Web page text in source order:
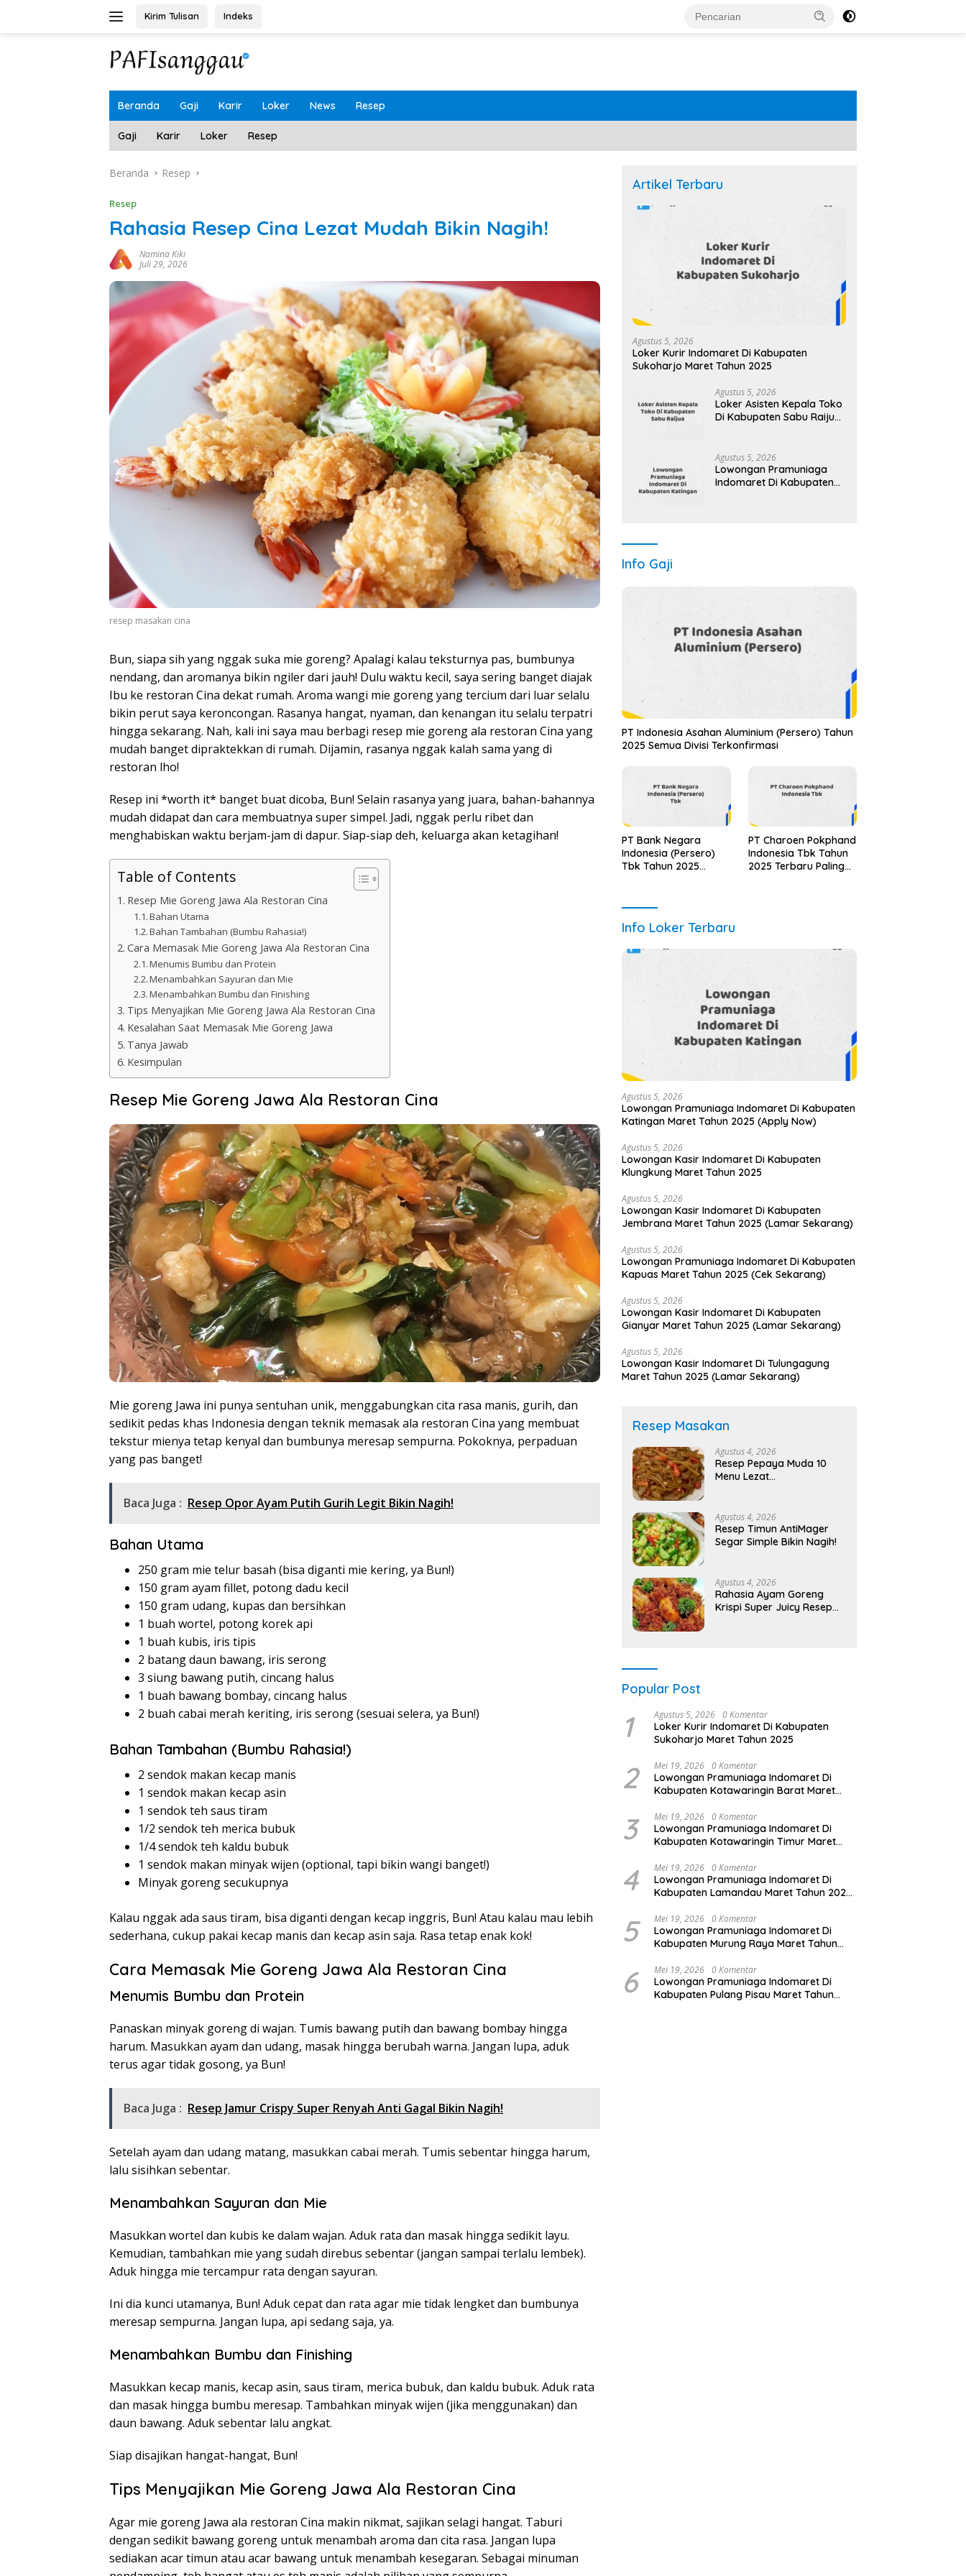
Kirim Tulisan Indeks
Beranda Gaji Karir Loker News Resep
Gaji Karir Loker Resep
Beranda Resep
Resep
Rahasia Resep Cina Lezat Mudah Bikin Nagih!
Namina Kiki
Juli 29, 2026
resep masakan cina
Bun, siapa sih yang nggak suka mie goreng? Apalagi kalau teksturnya pas, bumbunya
nendang, dan aromanya bikin ngiler dari jauh! Dulu waktu kecil, saya sering banget diajak
Ibu ke restoran Cina dekat rumah. Aroma wangi mie goreng yang tercium dari luar selalu
bikin perut saya keroncongan. Rasanya hangat, nyaman, dan kenangan itu selalu terpatri
hingga sekarang. Nah, kali ini saya mau berbagi resep mie goreng ala restoran Cina yang
mudah banget dipraktekkan di rumah. Dijamin, rasanya nggak kalah sama yang di
restoran lho!
Resep ini *worth it* banget buat dicoba, Bun! Selain rasanya yang juara, bahan-bahannya
mudah didapat dan cara membuatnya super simpel. Jadi, nggak perlu ribet dan
menghabiskan waktu berjam-jam di dapur. Siap-siap deh, keluarga akan ketagihan!
Table of Contents
Resep Mie Goreng Jawa Ala Restoran Cina
Bahan Utama
Bahan Tambahan (Bumbu Rahasia!)
Cara Memasak Mie Goreng Jawa Ala Restoran Cina
Menumis Bumbu dan Protein
Menambahkan Sayuran dan Mie
Menambahkan Bumbu dan Finishing
Tips Menyajikan Mie Goreng Jawa Ala Restoran Cina
Kesalahan Saat Memasak Mie Goreng Jawa
Tanya Jawab
Kesimpulan
Resep Mie Goreng Jawa Ala Restoran Cina
Mie goreng Jawa ini punya sentuhan unik, menggabungkan cita rasa manis, gurih, dan
sedikit pedas khas Indonesia dengan teknik memasak ala restoran Cina yang membuat
tekstur mienya tetap kenyal dan bumbunya meresap sempurna. Pokoknya, perpaduan
yang pas banget!
Baca Juga : Resep Opor Ayam Putih Gurih Legit Bikin Nagih!
Bahan Utama
250 gram mie telur basah (bisa diganti mie kering, ya Bun!)
150 gram ayam fillet, potong dadu kecil
150 gram udang, kupas dan bersihkan
1 buah wortel, potong korek api
1 buah kubis, iris tipis
2 batang daun bawang, iris serong
3 siung bawang putih, cincang halus
1 buah bawang bombay, cincang halus
2 buah cabai merah keriting, iris serong (sesuai selera, ya Bun!)
Bahan Tambahan (Bumbu Rahasia!)
2 sendok makan kecap manis
1 sendok makan kecap asin
1 sendok teh saus tiram
1/2 sendok teh merica bubuk
1/4 sendok teh kaldu bubuk
1 sendok makan minyak wijen (optional, tapi bikin wangi banget!)
Minyak goreng secukupnya
Kalau nggak ada saus tiram, bisa diganti dengan kecap inggris, Bun! Atau kalau mau lebih
sederhana, cukup pakai kecap manis dan kecap asin saja. Rasa tetap enak kok!
Cara Memasak Mie Goreng Jawa Ala Restoran Cina
Menumis Bumbu dan Protein
Panaskan minyak goreng di wajan. Tumis bawang putih dan bawang bombay hingga
harum. Masukkan ayam dan udang, masak hingga berubah warna. Jangan lupa, aduk
terus agar tidak gosong, ya Bun!
Baca Juga : Resep Jamur Crispy Super Renyah Anti Gagal Bikin Nagih!
Setelah ayam dan udang matang, masukkan cabai merah. Tumis sebentar hingga harum,
lalu sisihkan sebentar.
Menambahkan Sayuran dan Mie
Masukkan wortel dan kubis ke dalam wajan. Aduk rata dan masak hingga sedikit layu.
Kemudian, tambahkan mie yang sudah direbus sebentar (jangan sampai terlalu lembek).
Aduk hingga mie tercampur rata dengan sayuran.
Ini dia kunci utamanya, Bun! Aduk cepat dan rata agar mie tidak lengket dan bumbunya
meresap sempurna. Jangan lupa, api sedang saja, ya.
Menambahkan Bumbu dan Finishing
Masukkan kecap manis, kecap asin, saus tiram, merica bubuk, dan kaldu bubuk. Aduk rata
dan masak hingga bumbu meresap. Tambahkan minyak wijen (jika menggunakan) dan
daun bawang. Aduk sebentar lalu angkat.
Siap disajikan hangat-hangat, Bun!
Tips Menyajikan Mie Goreng Jawa Ala Restoran Cina
Agar mie goreng Jawa ala restoran Cina makin nikmat, sajikan selagi hangat. Taburi
dengan sedikit bawang goreng untuk menambah aroma dan cita rasa. Jangan lupa
sediakan acar timun atau acar bawang untuk menambah kesegaran. Sebagai minuman
Artikel Terbaru
Agustus 5, 2026
Loker Kurir Indomaret Di Kabupaten
Sukoharjo Maret Tahun 2025
Agustus 5, 2026
Loker Asisten Kepala Toko
Di Kabupaten Sabu Raijua
Agustus 5, 2026
Lowongan Pramuniaga
Indomaret Di Kabupaten
Info Gaji
PT Indonesia Asahan Aluminium (Persero) Tahun
2025 Semua Divisi Terkonfirmasi
PT Bank Negara
Indonesia (Persero)
Tbk Tahun 2025
PT Charoen Pokphand
Indonesia Tbk Tahun
2025 Terbaru Paling
Info Loker Terbaru
Agustus 5, 2026
Lowongan Pramuniaga Indomaret Di Kabupaten
Katingan Maret Tahun 2025 (Apply Now)
Agustus 5, 2026
Lowongan Kasir Indomaret Di Kabupaten
Klungkung Maret Tahun 2025
Agustus 5, 2026
Lowongan Kasir Indomaret Di Kabupaten
Jembrana Maret Tahun 2025 (Lamar Sekarang)
Agustus 5, 2026
Lowongan Pramuniaga Indomaret Di Kabupaten
Kapuas Maret Tahun 2025 (Cek Sekarang)
Agustus 5, 2026
Lowongan Kasir Indomaret Di Kabupaten
Gianyar Maret Tahun 2025 (Lamar Sekarang)
Agustus 5, 2026
Lowongan Kasir Indomaret Di Tulungagung
Maret Tahun 2025 (Lamar Sekarang)
Resep Masakan
Agustus 4, 2026
Resep Pepaya Muda 10
Menu Lezat
Agustus 4, 2026
Resep Timun AntiMager
Segar Simple Bikin Nagih!
Agustus 4, 2026
Rahasia Ayam Goreng
Krispi Super Juicy Resep
Popular Post
1 Agustus 5, 2026 0 Komentar
Loker Kurir Indomaret Di Kabupaten
Sukoharjo Maret Tahun 2025
2 Mei 19, 2026 0 Komentar
Lowongan Pramuniaga Indomaret Di
Kabupaten Kotawaringin Barat Maret
3 Mei 19, 2026 0 Komentar
Lowongan Pramuniaga Indomaret Di
Kabupaten Kotawaringin Timur Maret
4 Mei 19, 2026 0 Komentar
Lowongan Pramuniaga Indomaret Di
Kabupaten Lamandau Maret Tahun 2025
5 Mei 19, 2026 0 Komentar
Lowongan Pramuniaga Indomaret Di
Kabupaten Murung Raya Maret Tahun
6 Mei 19, 2026 0 Komentar
Lowongan Pramuniaga Indomaret Di
Kabupaten Pulang Pisau Maret Tahun